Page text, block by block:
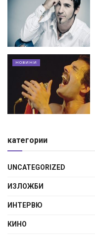
НОВИНИ
категории
UNCATEGORIZED
ИЗЛОЖБИ
ИНТЕРВЮ
КИНО